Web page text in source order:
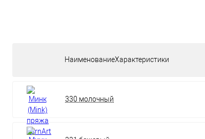
НаименованиеХарактеристики
330 молочный